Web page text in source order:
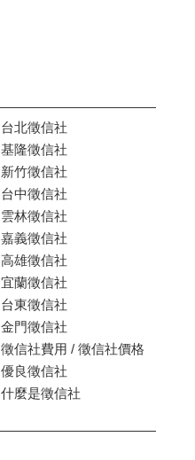
台北徵信社
基隆徵信社
新竹徵信社
台中徵信社
雲林徵信社
嘉義徵信社
高雄徵信社
宜蘭徵信社
台東徵信社
金門徵信社
徵信社費用 / 徵信社價格
優良徵信社
什麼是徵信社